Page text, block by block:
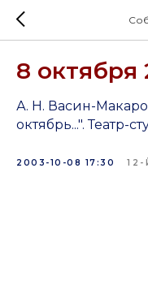
8 октября
А. Н. Васин-
октябрь...". Театр-
2003-10-08 17:30